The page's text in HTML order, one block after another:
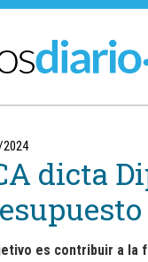
dicta
es contribuir a la